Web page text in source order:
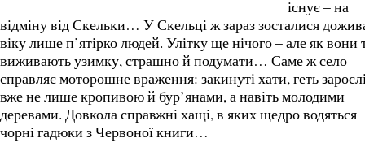
існує – на
відміну від Скельки… У Скельці ж зараз зосталися
віку лише п’ятірко людей. Улітку ще нічого – але як вони
виживають узимку, страшно й подумати… Саме ж село
справляє моторошне враження: закинуті хати, геть
вже не лише кропивою й бур’янами, а навіть молодими
деревами. Довкола справжні хащі, в яких щедро водяться
чорні гадюки з Червоної книги…